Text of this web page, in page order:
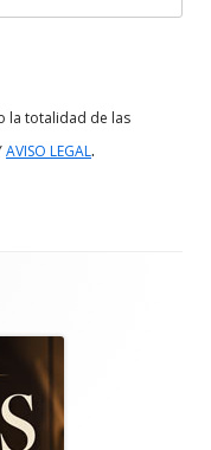
la totalidad de las
AVISO LEGAL.